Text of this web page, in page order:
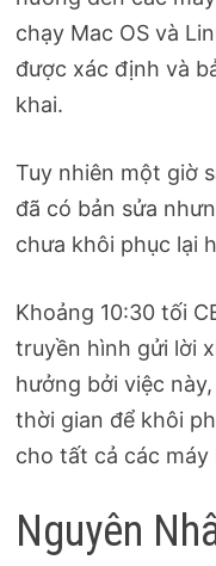
chạy Mac OS và
được xác định và
khai.
Tuy nhiên một giờ
đã có bản sửa
chưa khôi phục lại
Khoảng 10:30 tối
truyền hình gửi lời
hưởng bởi việc
thời gian để khôi
cho tất cả các máy
Nguyên